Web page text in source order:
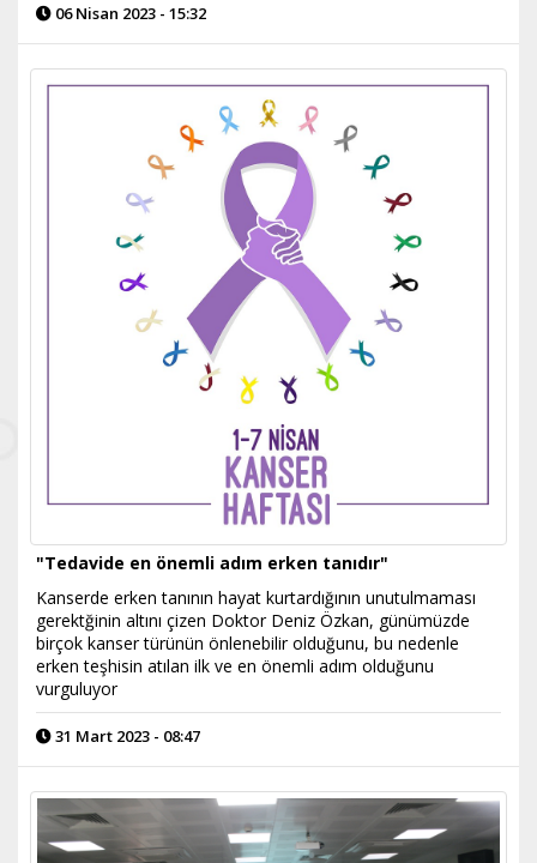
06 Nisan 2023 - 15:32
"Tedavide en önemli adım erken tanıdır"
Kanserde erken tanının hayat kurtardığının unutulmaması
gerektğinin altını çizen Doktor Deniz Özkan, günümüzde
birçok kanser türünün önlenebilir olduğunu, bu nedenle
erken teşhisin atılan ilk ve en önemli adım olduğunu
vurguluyor
31 Mart 2023 - 08:47